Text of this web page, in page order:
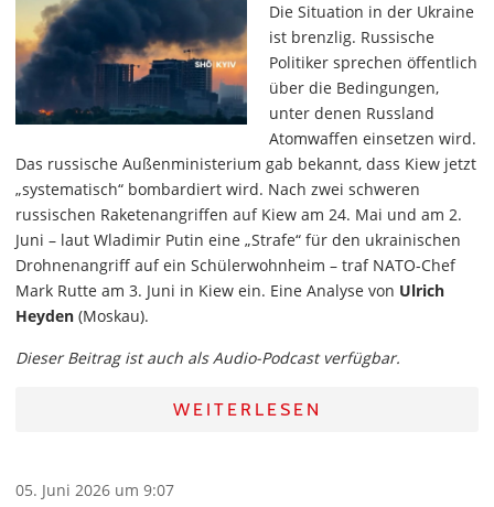
Die Situation in der Ukraine
ist brenzlig. Russische
Politiker sprechen öffentlich
über die Bedingungen,
unter denen Russland
Atomwaffen einsetzen wird.
Das russische Außenministerium gab bekannt, dass Kiew jetzt
„systematisch“ bombardiert wird. Nach zwei schweren
russischen Raketenangriffen auf Kiew am 24. Mai und am 2.
Juni – laut Wladimir Putin eine „Strafe“ für den ukrainischen
Drohnenangriff auf ein Schülerwohnheim – traf NATO-Chef
Mark Rutte am 3. Juni in Kiew ein. Eine Analyse von Ulrich
Heyden (Moskau).
Dieser Beitrag ist auch als Audio-Podcast verfügbar.
WEITERLESEN
05. Juni 2026 um 9:07